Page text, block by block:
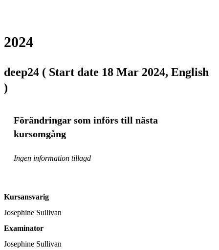
2024
deep24 ( Start date 18 Mar 2024, English
)
Förändringar som införs till nästa
kursomgång
Ingen information tillagd
Kursansvarig
Josephine Sullivan
Examinator
Josephine Sullivan